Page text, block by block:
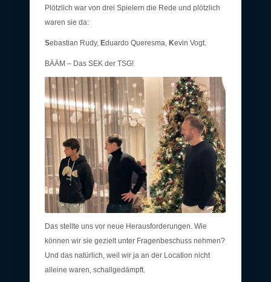
Plötzlich war von drei Spielern die Rede und plötzlich
waren sie da:
Sebastian Rudy, Eduardo Queresma, Kevin Vogt.
BÄÄM – Das SEK der TSG!
Das stellte uns vor neue Herausforderungen. Wie
können wir sie gezielt unter Fragenbeschuss nehmen?
Und das natürlich, weil wir ja an der Location nicht
alleine waren, schallgedämpft.